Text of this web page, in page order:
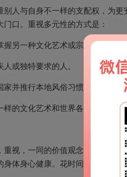
人与自身不一样的支配权，为
口。重视多元性的方式是：
另一种文化艺术或宗教信仰。
或独特要求的人。
家并推行本地风俗习惯，并重视那
的文化艺术和世界各国。
重视，一同的价值观念和适用来
体身心健康。花时间参加更有意